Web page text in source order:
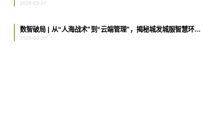
2026-03-27
数智破局 | 从“人海战术”到“云端管理”，揭秘城发城服智慧环卫的“最强大脑”
2026-03-20